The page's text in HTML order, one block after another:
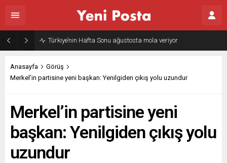
Gazze’nin geleceği: Teknokratik kontrol mü, kolonializm mi?
Anasayfa
Görüş
Merkel’in partisine yeni başkan: Yenilgiden çıkış yolu uzundur
Merkel’in partisine yeni
başkan: Yenilgiden çıkış yolu
uzundur